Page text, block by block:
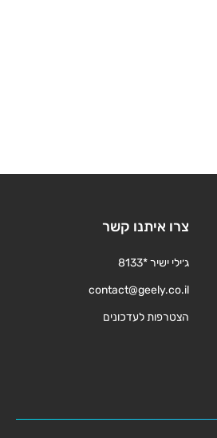
צרו איתנו קשר
ג׳ילי ישיר *8133
contact@geely.co.il
הצטרפות לעדכונים